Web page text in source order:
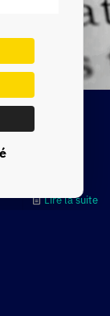
il est très
Lire la suite